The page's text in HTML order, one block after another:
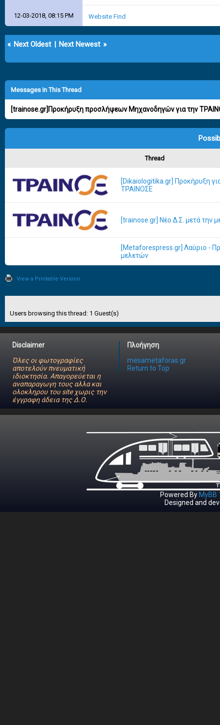
12-03-2018, 08:15 PM Website Find
« Next Oldest | Next Newest »
Messages In This Thread
[trainose.gr]Προκήρυξη προσλήψεων Μηχανοδηγών για την
Thread
[Dikaiologitika.gr] Προκήρυξη
ΤΡΑΙΝΟΣΕ
[trainose.gr] Νέο Δ.Σ. μετά την
[Metaforespress.gr] Λαύριο -
μελετών
View a Printable Version
Users browsing this thread: 1 Guest(s)
Disclaimer
Όλες οι φωτογραφίες
αποτελούν πνευματική
ιδιοκτησία. Απαγορεύεται η
αναπαραγωγη τους αλλα και
ολοκληρου του site χωρις την
έγγραφη άδεια της Δ.Ο.
Πλοήγηση
mesametaforas.gr
Return to Top
Powered By MyBB
Designed and